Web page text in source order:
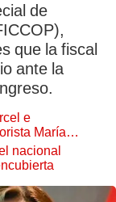
de
que la fiscal
ante la
e
María
nacional